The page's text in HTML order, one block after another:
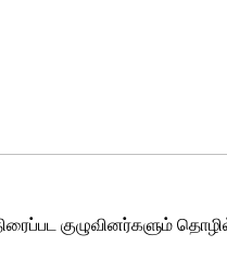
குழுவினர்களும்